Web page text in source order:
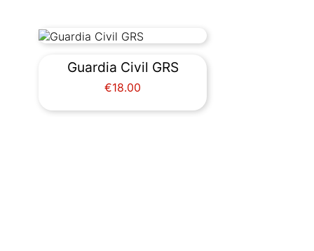
Guardia Civil GRS
Price
€18.00